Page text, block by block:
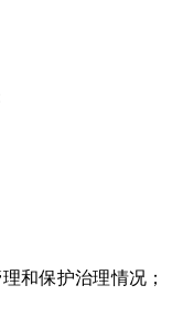
和保护治理情况；